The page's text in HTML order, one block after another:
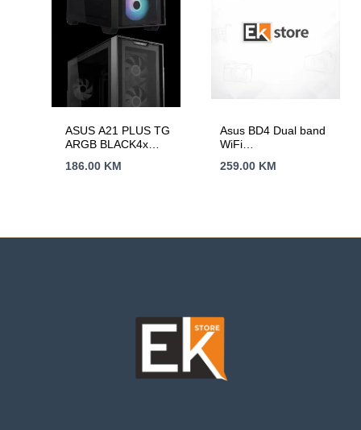
ASUS A21 PLUS TG
ARGB BLACK4x
microATXMini-ITX,
186.00 KM
Asus BD4 Dual band
WiFi
PK/PW
259.00 KM